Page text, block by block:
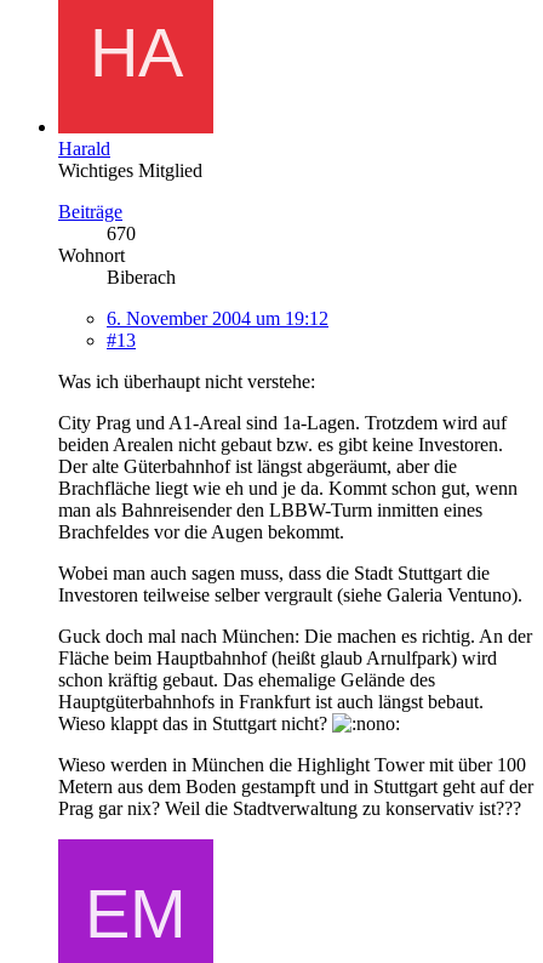
Harald
Wichtiges Mitglied
Beiträge
670
Wohnort
Biberach
6. November 2004 um 19:12
#13
Was ich überhaupt nicht verstehe:
City Prag und A1-Areal sind 1a-Lagen. Trotzdem wird auf
beiden Arealen nicht gebaut bzw. es gibt keine Investoren.
Der alte Güterbahnhof ist längst abgeräumt, aber die
Brachfläche liegt wie eh und je da. Kommt schon gut, wenn
man als Bahnreisender den LBBW-Turm inmitten eines
Brachfeldes vor die Augen bekommt.
Wobei man auch sagen muss, dass die Stadt Stuttgart die
Investoren teilweise selber vergrault (siehe Galeria Ventuno).
Guck doch mal nach München: Die machen es richtig. An der
Fläche beim Hauptbahnhof (heißt glaub Arnulfpark) wird
schon kräftig gebaut. Das ehemalige Gelände des
Hauptgüterbahnhofs in Frankfurt ist auch längst bebaut.
Wieso klappt das in Stuttgart nicht?
Wieso werden in München die Highlight Tower mit über 100
Metern aus dem Boden gestampft und in Stuttgart geht auf der
Prag gar nix? Weil die Stadtverwaltung zu konservativ ist???